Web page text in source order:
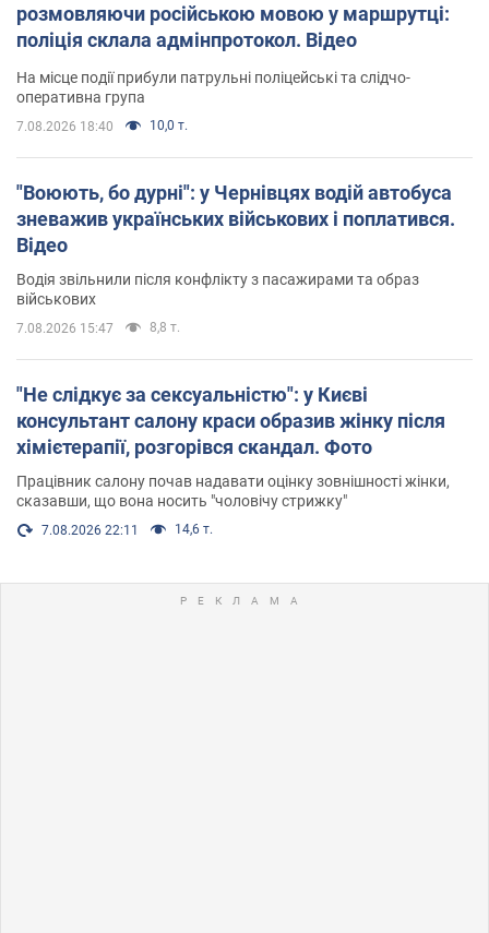
розмовляючи російською мовою у маршрутці:
поліція склала адмінпротокол. Відео
На місце події прибули патрульні поліцейські та слідчо-
оперативна група
7.08.2026 18:40 10,0 т.
"Воюють, бо дурні": у Чернівцях водій автобуса
зневажив українських військових і поплатився.
Відео
Водія звільнили після конфлікту з пасажирами та образ
військових
7.08.2026 15:47 8,8 т.
"Не слідкує за сексуальністю": у Києві
консультант салону краси образив жінку після
хімієтерапії, розгорівся скандал. Фото
Працівник салону почав надавати оцінку зовнішності жінки,
сказавши, що вона носить "чоловічу стрижку"
7.08.2026 22:11 14,6 т.